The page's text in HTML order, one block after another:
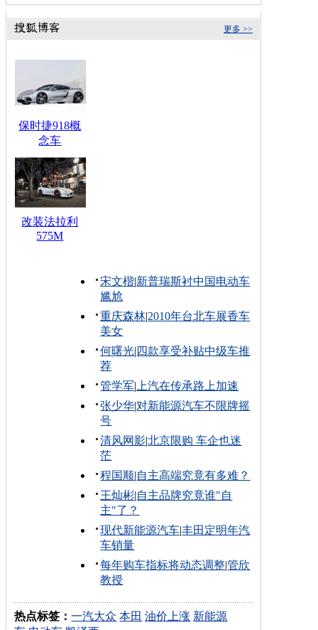
更多 >>
保时捷918概
念车
改装法拉利
575M
宋文楷|新普瑞斯衬中国电动车
尴尬
重庆森林|2010年台北车展香车
美女
何曙光| 四款享受补贴中级车推
荐
管学军| 上汽在传承路上加速
张少华|对新能源汽车不限牌摇
号
清风网影|北京限购 车企也迷
茫
程国顺|自主高端究竟有多难？
王灿彬|自主品牌究竟谁"自
主"了？
现代新能源汽车|丰田定明年汽
车销量
每年购车指标将动态调整|管欣
教授
热点标签：一汽大众 本田 油价上涨 新能源